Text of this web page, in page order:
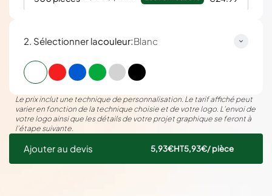
2. Sélectionner lacouleur:Blanc
Le prix inclut une technique de personnalisation. Le tarif affiché peut
varier en fonction de la technique choisie et de votre logo. L’envoi de
votre logo ainsi que les détails de votre projet graphique se feront à
l’étape suivante.
Ajouter au devis 5,93€HT5,93€/ pièce